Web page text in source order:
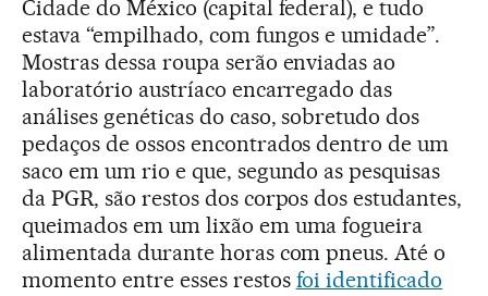
Cidade do México (capital federal), e tudo
estava “empilhado, com fungos e umidade”.
Mostras dessa roupa serão enviadas ao
laboratório austríaco encarregado das
análises genéticas do caso, sobretudo dos
pedaços de ossos encontrados dentro de um
saco em um rio e que, segundo as pesquisas
da PGR, são restos dos corpos dos estudantes,
queimados em um lixão em uma fogueira
alimentada durante horas com pneus. Até o
momento entre esses restos foi identificado